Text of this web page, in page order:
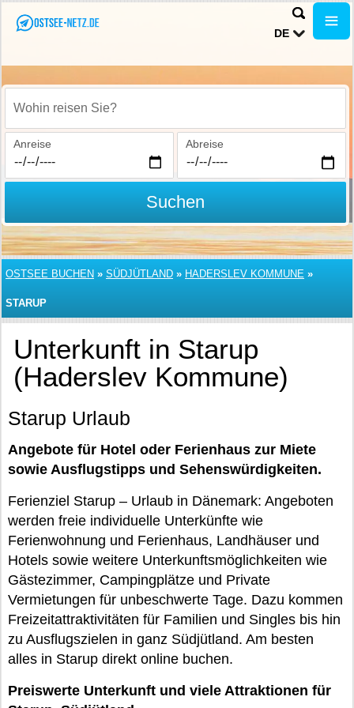
DE
Wohin reisen Sie?
Anreise Abreise
Suchen
OSTSEE BUCHEN » SÜDJÜTLAND » HADERSLEV KOMMUNE »
STARUP
Unterkunft in Starup
(Haderslev Kommune)
Starup Urlaub
Angebote für Hotel oder Ferienhaus zur Miete
sowie Ausflugstipps und Sehenswürdigkeiten.
Ferienziel Starup – Urlaub in Dänemark: Angeboten
werden freie individuelle Unterkünfte wie
Ferienwohnung und Ferienhaus, Landhäuser und
Hotels sowie weitere Unterkunftsmöglichkeiten wie
Gästezimmer, Campingplätze und Private
Vermietungen für unbeschwerte Tage. Dazu kommen
Freizeitattraktivitäten für Familien und Singles bis hin
zu Ausflugszielen in ganz Südjütland. Am besten
alles in Starup direkt online buchen.
Preiswerte Unterkunft und viele Attraktionen für